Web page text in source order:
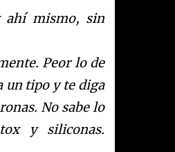
ahí mismo, sin
Peor lo de
un tipo y te diga
No sabe lo
y siliconas.